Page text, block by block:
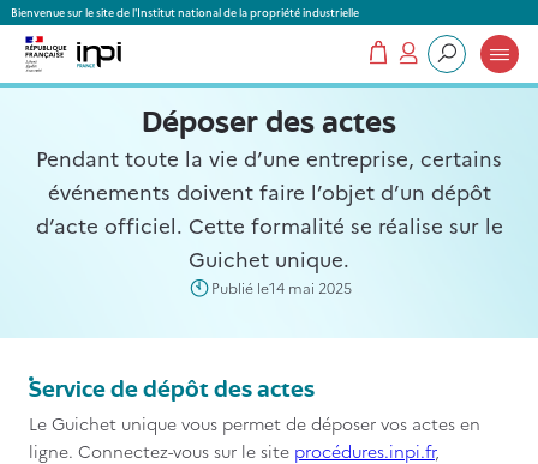
Bienvenue sur le site de l'Institut national de la propriété industrielle
Que recherchez-vous ?
Mon compte
Mon panier
Déposer des actes
Pendant toute la vie d’une entreprise, certains
événements doivent faire l’objet d’un dépôt
d’acte officiel. Cette formalité se réalise sur le
Guichet unique.
Publié le14 mai 2025
Titre
Service de dépôt des actes
Contenu
Le Guichet unique vous permet de déposer vos actes en
ligne. Connectez-vous sur le site procédures.inpi.fr,
Panneau de gestion des cookies